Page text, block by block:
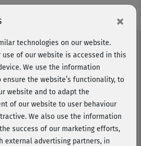
×
technologies on our website.
of our website is accessed in this
We use the information
the website’s functionality, to
website and to adapt the
of our website to user behaviour
We also use the information
success of our marketing efforts,
external advertising partners, in